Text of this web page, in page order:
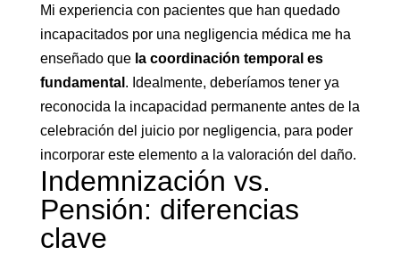
Mi experiencia con pacientes que han quedado
incapacitados por una negligencia médica me ha
enseñado que la coordinación temporal es
fundamental . Idealmente, deberíamos tener ya
reconocida la incapacidad permanente antes de la
celebración del juicio por negligencia, para poder
incorporar este elemento a la valoración del daño.
Indemnización vs.
Pensión: diferencias
clave